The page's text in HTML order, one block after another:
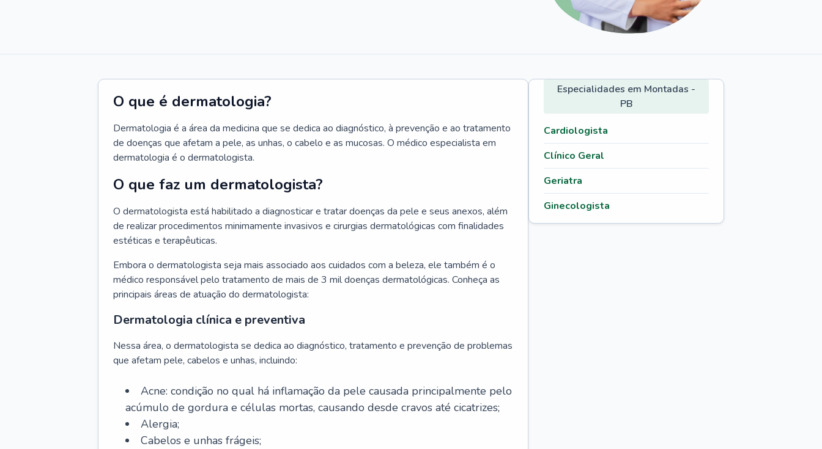
O que é dermatologia?
Dermatologia é a área da medicina que se dedica ao diagnóstico, à prevenção e ao tratamento
de doenças que afetam a pele, as unhas, o cabelo e as mucosas. O médico especialista em
dermatologia é o dermatologista.
O que faz um dermatologista?
O dermatologista está habilitado a diagnosticar e tratar doenças da pele e seus anexos, além
de realizar procedimentos minimamente invasivos e cirurgias dermatológicas com finalidades
estéticas e terapêuticas.
Embora o dermatologista seja mais associado aos cuidados com a beleza, ele também é o
médico responsável pelo tratamento de mais de 3 mil doenças dermatológicas. Conheça as
principais áreas de atuação do dermatologista:
Dermatologia clínica e preventiva
Nessa área, o dermatologista se dedica ao diagnóstico, tratamento e prevenção de problemas
que afetam pele, cabelos e unhas, incluindo:
Acne: condição no qual há inflamação da pele causada principalmente pelo
acúmulo de gordura e células mortas, causando desde cravos até cicatrizes;
Alergia;
Cabelos e unhas frágeis;
Especialidades em Montadas -
PB
Cardiologista
Clínico Geral
Geriatra
Ginecologista